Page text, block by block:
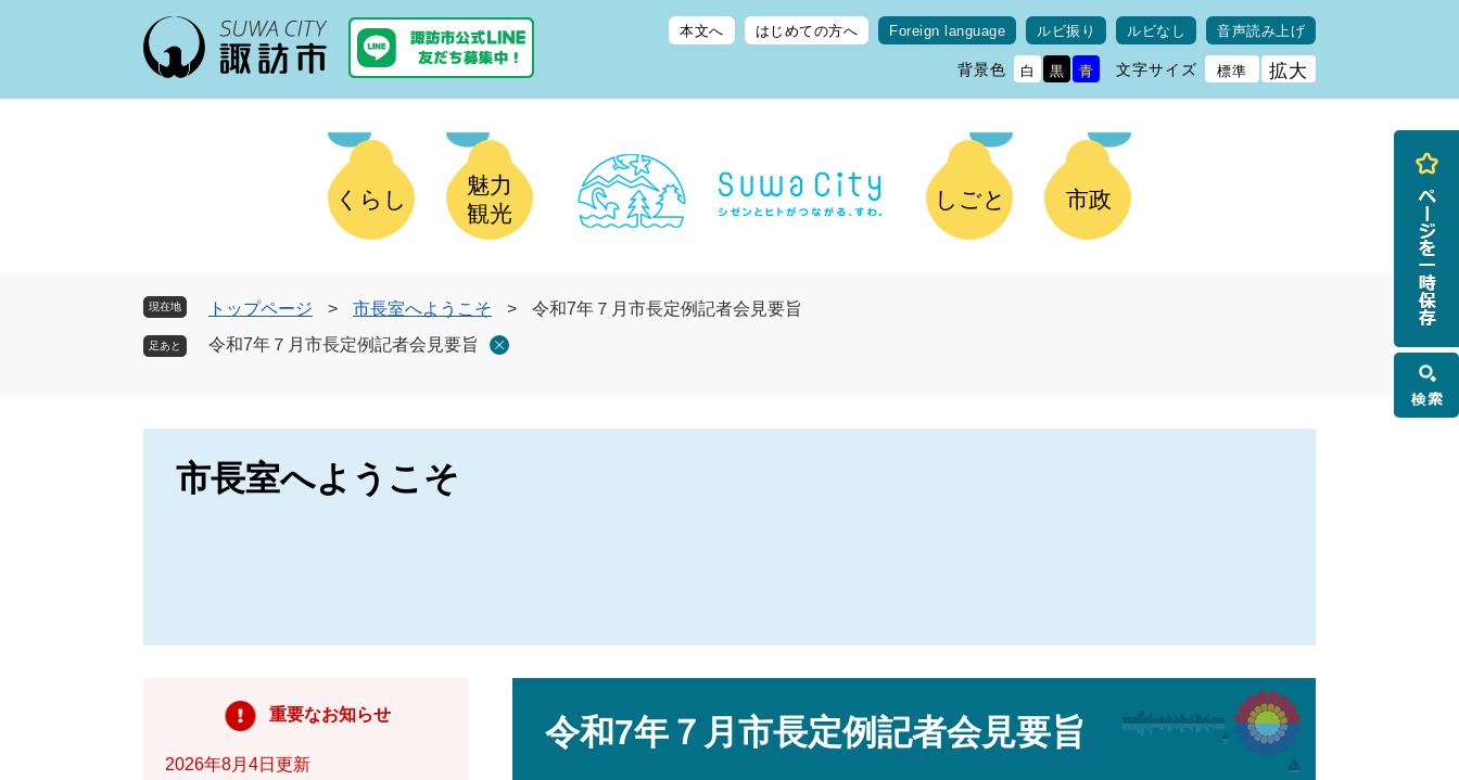
本文へ はじめての方へ Foreign language ルビ振り ルビなし 音声読み上げ
背景色 白 黒 青 文字サイズ 標準 拡大
くらし
魅力
観光
しごと 市政
現在地 トップページ > 市長室へようこそ >
令和7年７月市長定例記者会見要旨
令和7年７月市長定例記者会見要旨
市長室へようこそ
令和7年７月市長定例記者会見要旨
重要なお知らせ
2026年8月4日更新